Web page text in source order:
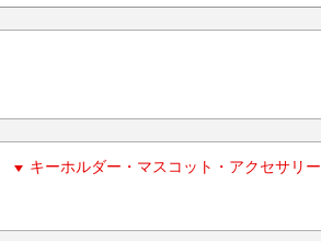
キーホルダー・マスコット・アクセサリー